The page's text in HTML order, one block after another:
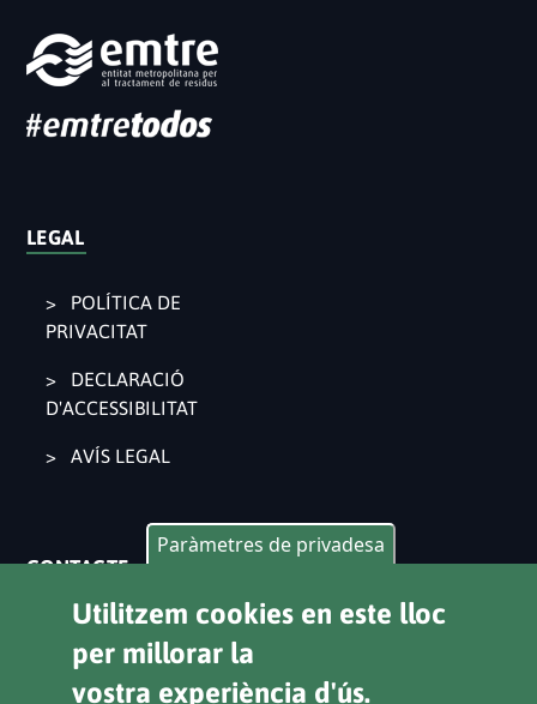
LEGAL
POLÍTICA DE
PRIVACITAT
DECLARACIÓ
D'ACCESSIBILITAT
AVÍS LEGAL
CONTACTE
Pl. Ajuntament 9, 2° 46002. València
963 53 37 90
Paràmetres de privadesa
Utilitzem cookies en este lloc
per millorar la
vostra experiència d'ús.